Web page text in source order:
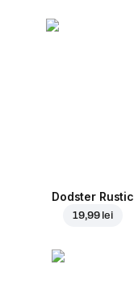
Dodster Rustic
19,99 lei